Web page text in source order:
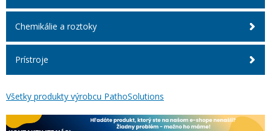
Chemikálie a roztoky
Prístroje
Všetky produkty výrobcu PathoSolutions